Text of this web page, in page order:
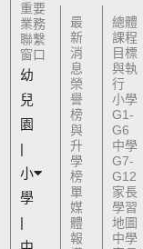
重要
業務
聯繫
窗口
幼
兒
園
|
小
學
|
最
新
消
息
榮
譽
榜
與
升
學
榜
單
媒
體
報
總體
課程
目標
與執
行
小學
G1-
G6
中學
G7-
G12
家長
學習
地圖
中學